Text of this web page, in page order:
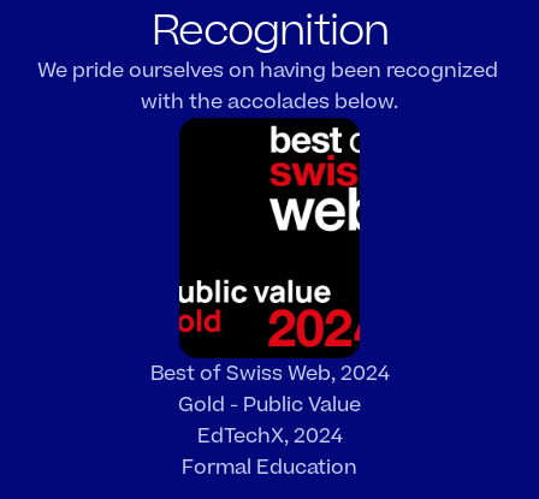
Recognition
We pride ourselves on having been recognized
with the accolades below.
Best of Swiss Web, 2024
Gold - Public Value
EdTechX, 2024
Formal Education